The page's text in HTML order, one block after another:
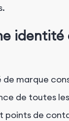
identité
marque
de toutes les
points de